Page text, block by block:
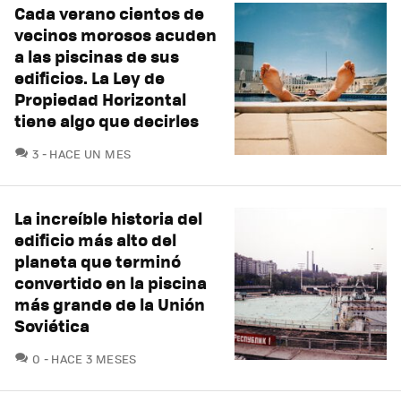
Cada verano cientos de
vecinos morosos acuden
a las piscinas de sus
edificios. La Ley de
Propiedad Horizontal
tiene algo que decirles
3 COMENTARIOS
HACE UN MES
La increíble historia del
edificio más alto del
planeta que terminó
convertido en la piscina
más grande de la Unión
Soviética
0 COMENTARIOS
HACE 3 MESES